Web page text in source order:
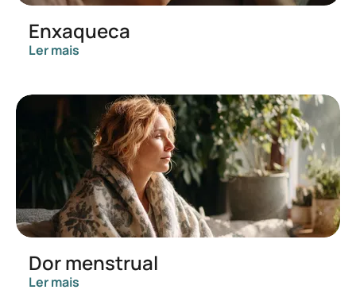
Enxaqueca
Ler mais
Dor menstrual
Ler mais